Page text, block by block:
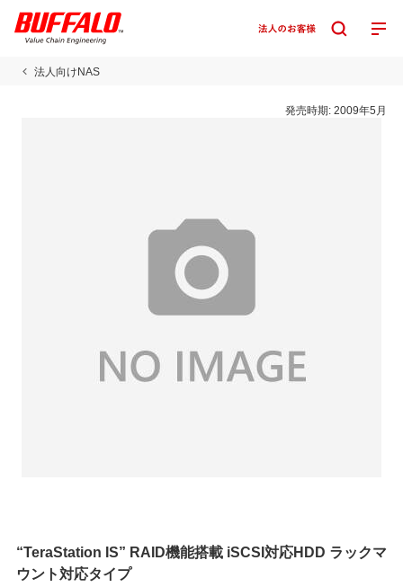
法人向けNAS
発売時期:2009年5月
“TeraStation IS” RAID機能搭載 iSCSI対応HDD ラックマ
ウント対応タイプ